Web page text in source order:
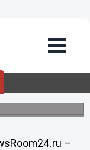
и
в НГВК.
–